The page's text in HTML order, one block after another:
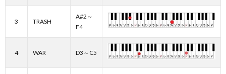
3 TRASH
A#2～
F4
4 WAR D3～C5